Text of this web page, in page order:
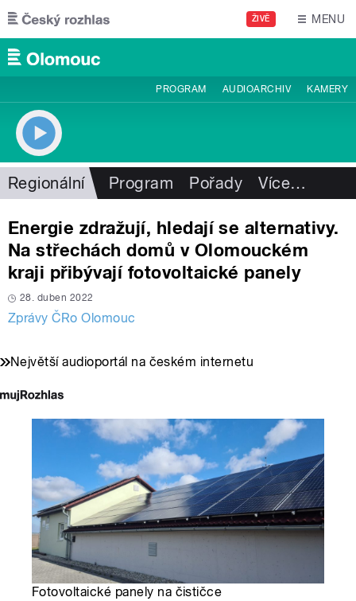
Přejít k hlavnímu obsahu
ŽIVĚ MENU
PROGRAM AUDIOARCHIV KAMERY
Regionální Program Pořady Více…
Energie zdražují, hledají se alternativy.
Na střechách domů v Olomouckém
kraji přibývají fotovoltaické panely
28. duben 2022
Zprávy ČRo Olomouc
Největší audioportál na českém internetu
Fotovoltaické panely na čističce